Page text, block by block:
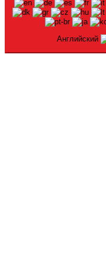
Английский